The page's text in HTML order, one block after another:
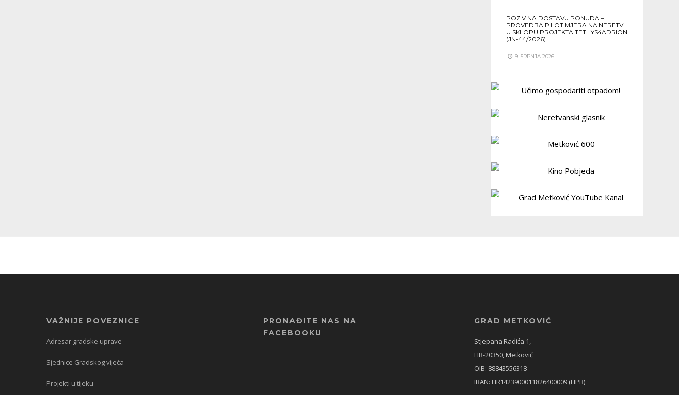
POZIV NA DOSTAVU PONUDA –
PROVEDBA PILOT MJERA NA NERETVI
U SKLOPU PROJEKTA TETHYS4ADRION
(JN-44/2026)
9. SRPNJA 2026.
VAŽNIJE POVEZNICE
Adresar gradske uprave
Sjednice Gradskog vijeća
Projekti u tijeku
PRONAĐITE NAS NA
FACEBOOKU
GRAD METKOVIĆ
Stjepana Radića 1,
HR-20350, Metković
OIB: 88843556318
IBAN: HR1423900011826400009 (HPB)